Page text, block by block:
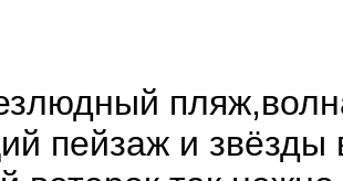
пейзаж и звёзды